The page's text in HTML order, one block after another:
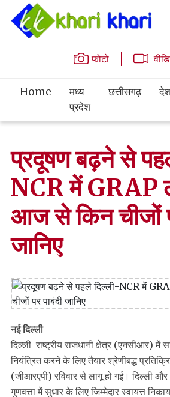
फोटो
Home
मध्य
प्रदेश
छत्तीसगढ़
प्रदूषण बढ़ने से
NCR में GRAP
आज से किन चीजों
जानिए
नई दिल्ली
दिल्ली-राष्ट्रीय राजधानी क्षेत्र (एनसीआर) में
नियंत्रित करने के लिए तैयार श्रेणीबद्ध
(जीआरएपी) रविवार से लागू हो गई। दिल्ली
गुणवत्ता में सुधार के लिए जिम्मेदार स्वायत्त